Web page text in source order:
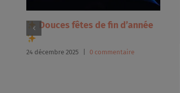
Douces fêtes de fin d’année
24 décembre 2025 0 commentaire